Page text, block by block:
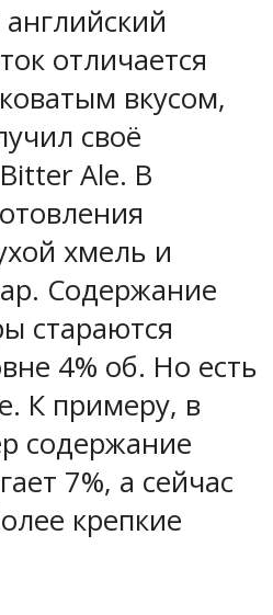
отличается
вкусом,
своё
Ale. В
хмель и
Содержание
стараются
4% об. Но есть
К примеру, в
содержание
7%, а сейчас
крепкие